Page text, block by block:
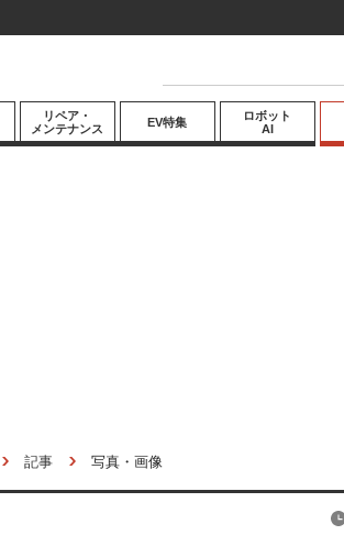
リペア・
メンテナンス
EV特集
ロボット
AI
記事 写真・画像